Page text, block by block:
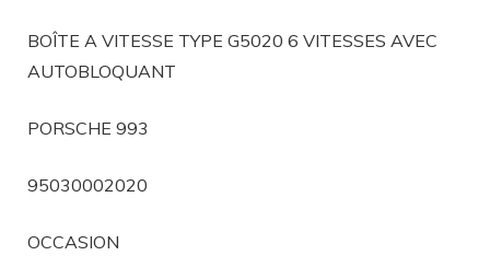
BOÎTE A VITESSE TYPE G5020 6 VITESSES AVEC
AUTOBLOQUANT
PORSCHE 993
95030002020
OCCASION